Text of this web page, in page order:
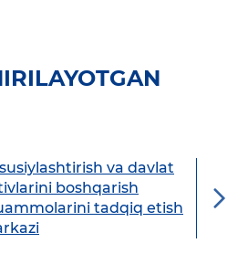
va davlat
boshqarish
tadqiq etish